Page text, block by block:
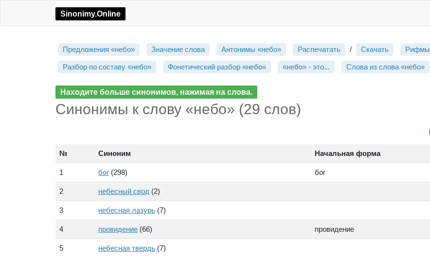
Sinonimy.Online
Предложения «небо» Значение слова Антонимы «небо» Распечатать / Скачать Рифмы
Разбор по составу «небо» Фонетический разбор «небо» «небо» - это... Слова из слова «небо»
Находите больше синонимов, нажимая на слова.
Синонимы к слову «небо» (29 слов)
№ Синоним Начальная форма
1 бог (298) бог
2 небесный свод (2)
3 небесная лазурь (7)
4 провидение (66) провидение
5 небесная твердь (7)